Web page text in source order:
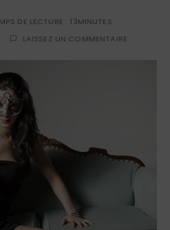
DE LECTURE : 13MINUTES
LAISSEZ UN COMMENTAIRE